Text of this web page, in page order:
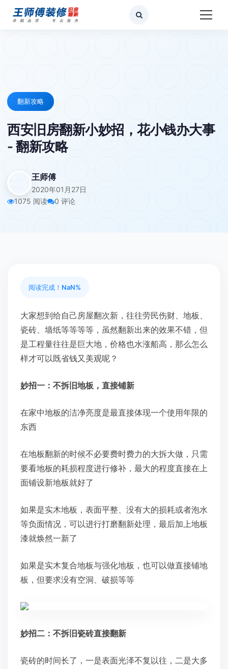
翻新攻略
西安旧房翻新小妙招，花小钱办大事
- 翻新攻略
王师傅
2020年01月27日
1075 阅读
0 评论
阅读完成！ NaN%
大家想到给自己房屋翻次新，往往劳民伤财、地板、
瓷砖、墙纸等等等等，虽然翻新出来的效果不错，但
是工程量往往是巨大地，价格也水涨船高，那么怎么
样才可以既省钱又美观呢？
妙招一：不拆旧地板，直接铺新
在家中地板的洁净亮度是最直接体现一个使用年限的
东西
在地板翻新的时候不必要费时费力的大拆大做，只需
要看地板的耗损程度进行修补，最大的程度直接在上
面铺设新地板就好了
如果是实木地板，表面平整、没有大的损耗或者泡水
等负面情况，可以进行打磨翻新处理，最后加上地板
漆就焕然一新了
如果是实木复合地板与强化地板，也可以做直接铺地
板，但要求没有空洞、破损等等
妙招二：不拆旧瓷砖直接翻新
瓷砖的时间长了，一是表面光泽不复以往，二是大多